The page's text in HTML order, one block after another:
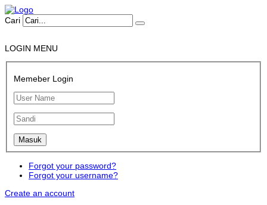
Cari
LOGIN MENU
Memeber Login
Forgot your password?
Forgot your username?
Create an account